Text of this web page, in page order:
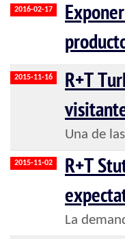
2016-02-17
2015-11-16
R+T
Una de
2015-11-02
R+T
La